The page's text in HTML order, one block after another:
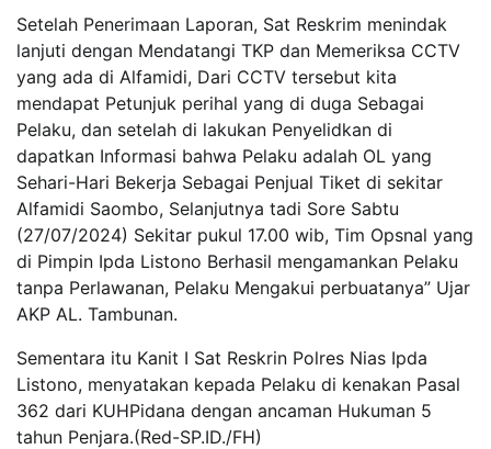
Setelah Penerimaan Laporan, Sat Reskrim menindak
lanjuti dengan Mendatangi TKP dan Memeriksa CCTV
yang ada di Alfamidi, Dari CCTV tersebut kita
mendapat Petunjuk perihal yang di duga Sebagai
Pelaku, dan setelah di lakukan Penyelidkan di
dapatkan Informasi bahwa Pelaku adalah OL yang
Sehari-Hari Bekerja Sebagai Penjual Tiket di sekitar
Alfamidi Saombo, Selanjutnya tadi Sore Sabtu
(27/07/2024) Sekitar pukul 17.00 wib, Tim Opsnal yang
di Pimpin Ipda Listono Berhasil mengamankan Pelaku
tanpa Perlawanan, Pelaku Mengakui perbuatanya” Ujar
AKP AL. Tambunan.
Sementara itu Kanit I Sat Reskrin Polres Nias Ipda
Listono, menyatakan kepada Pelaku di kenakan Pasal
362 dari KUHPidana dengan ancaman Hukuman 5
tahun Penjara.(Red-SP.ID./FH)